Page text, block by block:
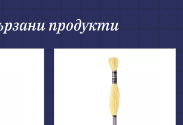
продукти